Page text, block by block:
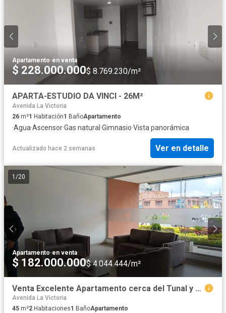
Apartamento·en venta
$ 228.000.000$ 8.769.230/m²
APARTA-ESTUDIO DA VINCI - 26M²
Avenida La Victoria
26 m²1 Habitación1 BañoApartamento
·Agua·Ascensor·Gas natural ·Gimnasio·Vista panorámica
Actualizado hace 2 semanas Ver en detalle
1 /20
Apartamento·en venta
$ 182.000.000$ 4.044.444/m²
Venta Excelente Apartamento cerca del Tunal y Santa Lucia, Excelente Ubicacion
Avenida La Victoria
45 m²2 Habitaciones1 BañoApartamento